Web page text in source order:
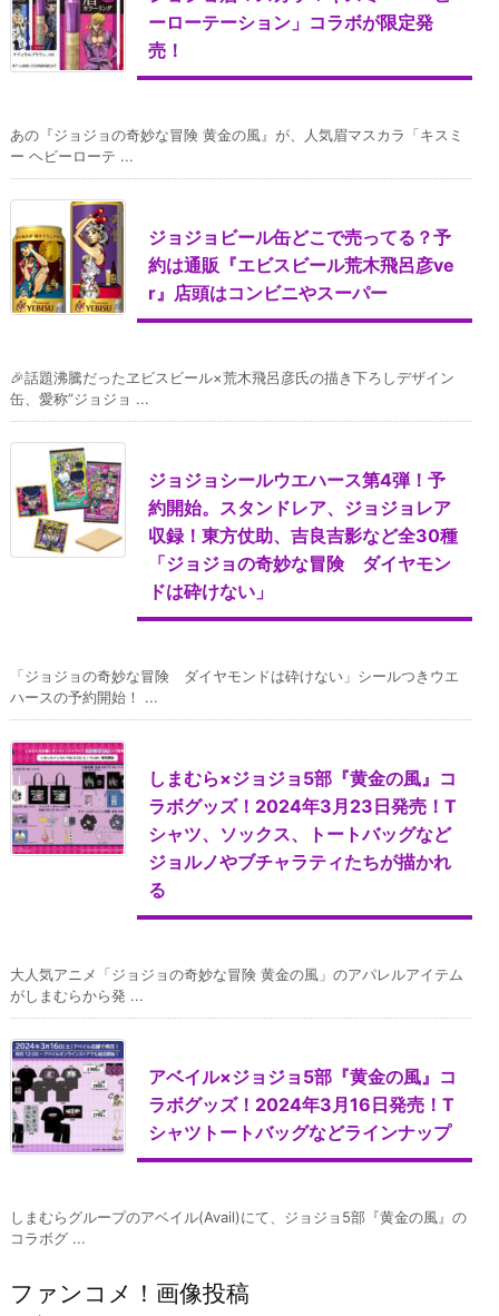
ーローテーション」コラボが限定発
売！
あの『ジョジョの奇妙な冒険 黄金の風』が、人気眉マスカラ「キスミ
ー ヘビーローテ ...
ジョジョビール缶どこで売ってる？予
約は通販『エビスビール荒木飛呂彦ve
r』店頭はコンビニやスーパー
🎉話題沸騰だったヱビスビール×荒木飛呂彦氏の描き下ろしデザイン
缶、愛称”ジョジョ ...
ジョジョシールウエハース第4弾！予
約開始。スタンドレア、ジョジョレア
収録！東方仗助、吉良吉影など全30種
「ジョジョの奇妙な冒険 ダイヤモン
ドは砕けない」
「ジョジョの奇妙な冒険 ダイヤモンドは砕けない」シールつきウエ
ハースの予約開始！ ...
しまむら×ジョジョ5部『黄金の風』コ
ラボグッズ！2024年3月23日発売！T
シャツ、ソックス、トートバッグなど
ジョルノやブチャラティたちが描かれ
る
大人気アニメ「ジョジョの奇妙な冒険 黄金の風」のアパレルアイテム
がしまむらから発 ...
アベイル×ジョジョ5部『黄金の風』コ
ラボグッズ！2024年3月16日発売！T
シャツトートバッグなどラインナップ
しまむらグループのアベイル(Avail)にて、ジョジョ5部『黄金の風』の
コラボグ ...
ファンコメ！画像投稿